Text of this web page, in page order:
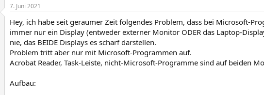
7. Juni 2021
Hey, ich habe seit geraumer Zeit folgendes Problem, dass bei Microsoft-
immer nur ein Display (entweder externer Monitor ODER das Laptop-
nie, das BEIDE Displays es scharf darstellen.
Problem tritt aber nur mit Microsoft-Programmen auf.
Acrobat Reader, Task-Leiste, nicht-Microsoft-Programme sind auf beiden
Aufbau: